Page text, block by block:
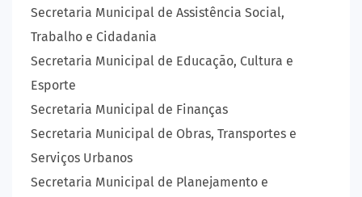
Secretaria Municipal de Assistência Social,
Trabalho e Cidadania
Secretaria Municipal de Educação, Cultura e
Esporte
Secretaria Municipal de Finanças
Secretaria Municipal de Obras, Transportes e
Serviços Urbanos
Secretaria Municipal de Planejamento e